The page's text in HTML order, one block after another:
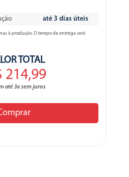
até 3 dias úteis
à produção. O tempo de entrega será
TOTAL
214,99
até 3x sem juros